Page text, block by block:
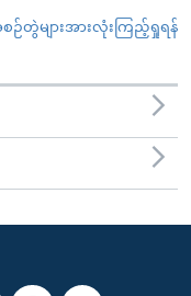
ဉ်တွဲများအားလုံးကြည့်ရှုရန်